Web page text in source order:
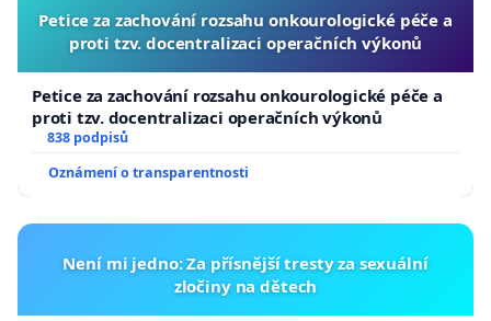
Petice za zachování rozsahu onkourologické péče a
proti tzv. docentralizaci operačních výkonů
Petice za zachování rozsahu onkourologické péče a
proti tzv. docentralizaci operačních výkonů
838 podpisů
Oznámení o transparentnosti
Není mi jedno: Za přísnější tresty za sexuální
zločiny na dětech